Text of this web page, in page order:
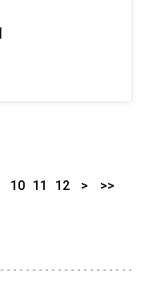
10 11 12 > >>